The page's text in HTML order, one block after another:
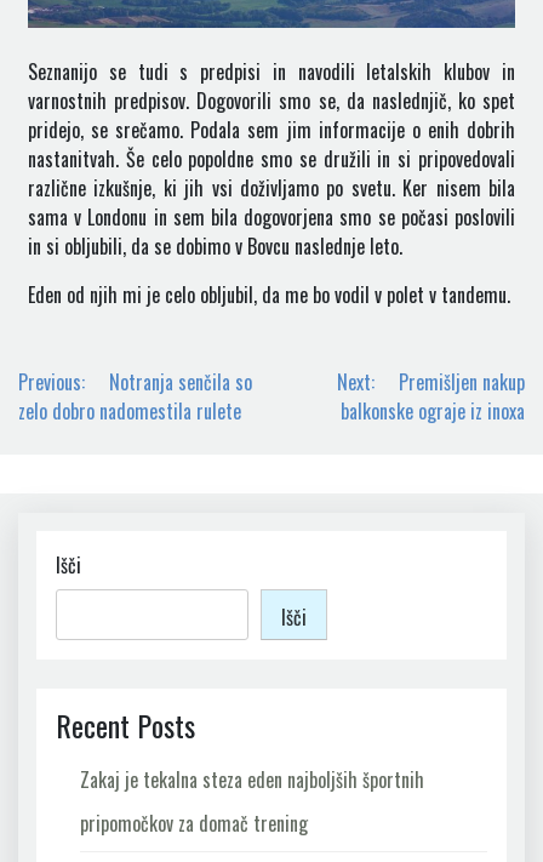
Seznanijo se tudi s predpisi in navodili letalskih klubov in
varnostnih predpisov. Dogovorili smo se, da naslednjič, ko spet
pridejo, se srečamo. Podala sem jim informacije o enih dobrih
nastanitvah. Še celo popoldne smo se družili in si pripovedovali
različne izkušnje, ki jih vsi doživljamo po svetu. Ker nisem bila
sama v Londonu in sem bila dogovorjena smo se počasi poslovili
in si obljubili, da se dobimo v Bovcu naslednje leto.
Eden od njih mi je celo obljubil, da me bo vodil v polet v tandemu.
Navigacija
prispevka
Previous:
Notranja senčila so
zelo dobro nadomestila rulete
Next:
Premišljen nakup
balkonske ograje iz inoxa
Išči
Išči
Recent Posts
Zakaj je tekalna steza eden najboljših športnih
pripomočkov za domač trening